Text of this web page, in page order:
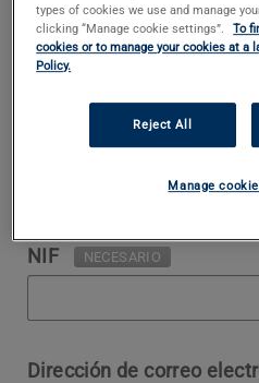
Nombre NECESARIO
Apellido
NIF NECESARIO
Dirección de correo
types of cookies we use and manage
clicking “Manage cookie settings”.
To
cookies or to manage your cookies at a
Policy.
Reject All
Manage